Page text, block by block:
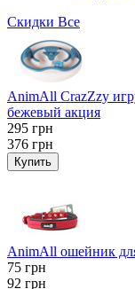
Скидки Все
AnimAll CrazZzy
бежевый акция
295 грн
376 грн
Купить
AnimAll ошейник
75 грн
92 грн